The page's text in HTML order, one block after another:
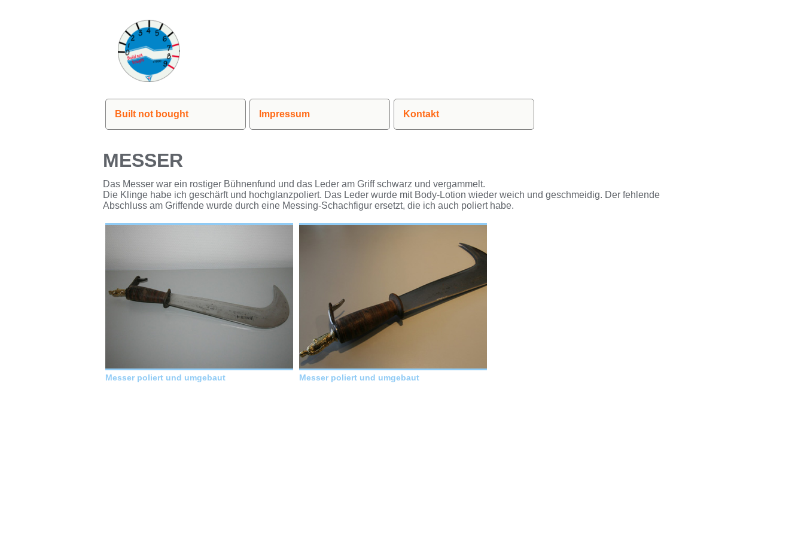
Built not bought Impressum Kontakt
MESSER
Das Messer war ein rostiger Bühnenfund und das Leder am Griff schwarz und vergammelt.
Die Klinge habe ich geschärft und hochglanzpoliert. Das Leder wurde mit Body-Lotion wieder weich und geschmeidig. Der fehlende
Abschluss am Griffende wurde durch eine Messing-Schachfigur ersetzt, die ich auch poliert habe.
Messer poliert und umgebaut Messer poliert und umgebaut